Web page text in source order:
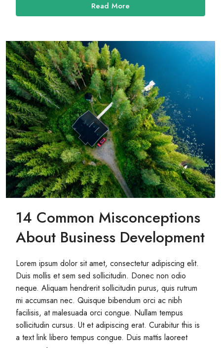
Read More
14 Common Misconceptions
About Business Development
Lorem ipsum dolor sit amet, consectetur adipiscing elit.
Duis mollis et sem sed sollicitudin. Donec non odio
neque. Aliquam hendrerit sollicitudin purus, quis rutrum
mi accumsan nec. Quisque bibendum orci ac nibh
facilisis, at malesuada orci congue. Nullam tempus
sollicitudin cursus. Ut et adipiscing erat. Curabitur this is
a text link libero tempus congue. Duis mattis laoreet